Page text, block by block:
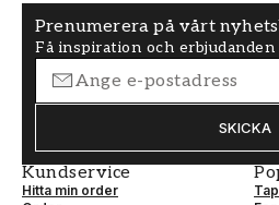
Prenumerera på vårt
Få inspiration och
SKICKA
Kundservice
Hitta min order